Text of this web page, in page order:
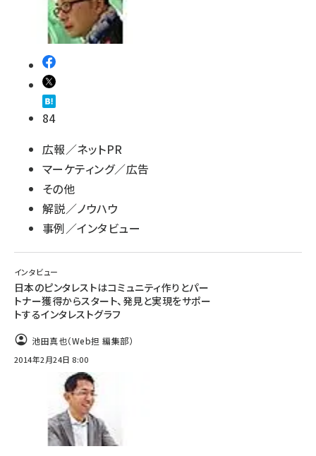
84
広報／ネットPR
マーケティング／広告
その他
解説／ノウハウ
事例／インタビュー
インタビュー
日本のピンタレストはコミュニティ作りとパー
トナー獲得からスタート、発見と実現をサポー
トするインタレストグラフ
池田真也（Web担 編集部）
2014年2月24日 8:00